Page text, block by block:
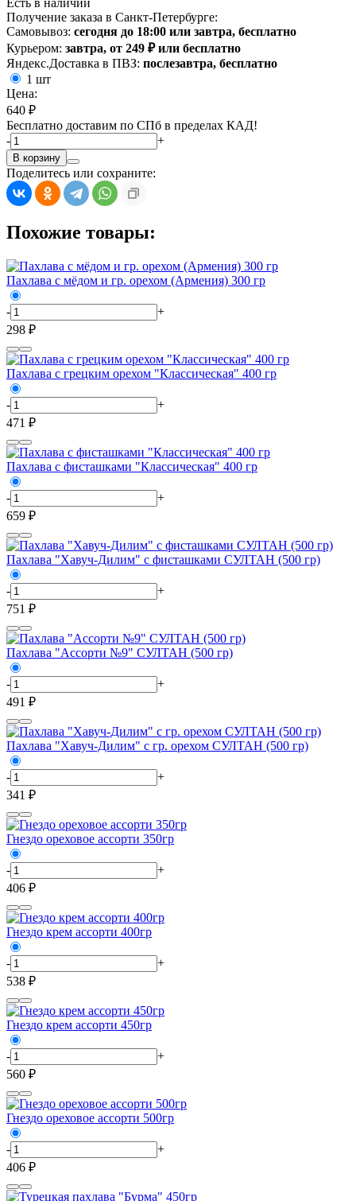
Есть в наличии
Получение заказа в Санкт-Петербурге:
Самовывоз: сегодня до 18:00 или завтра, бесплатно
Курьером: завтра, от 249 ₽ или бесплатно
Яндекс.Доставка в ПВЗ: послезавтра, бесплатно
1 шт
Цена:
640 ₽
Бесплатно доставим по СПб в пределах КАД!
-
+
В корзину
Поделитесь или сохраните:
Похожие товары:
Пахлава с мёдом и гр. орехом (Армения) 300 гр
-
+
298 ₽
Пахлава с грецким орехом "Классическая" 400 гр
-
+
471 ₽
Пахлава с фисташками "Классическая" 400 гр
-
+
659 ₽
Пахлава "Хавуч-Дилим" с фисташками СУЛТАН (500 гр)
-
+
751 ₽
Пахлава "Ассорти №9" СУЛТАН (500 гр)
-
+
491 ₽
Пахлава "Хавуч-Дилим" с гр. орехом СУЛТАН (500 гр)
-
+
341 ₽
Гнездо ореховое ассорти 350гр
-
+
406 ₽
Гнездо крем ассорти 400гр
-
+
538 ₽
Гнездо крем ассорти 450гр
-
+
560 ₽
Гнездо ореховое ассорти 500гр
-
+
406 ₽